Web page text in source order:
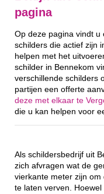
pagina
Op deze pagina vindt u
schilders die actief zijn
helpen met het
schilder in Bennekom
verschillende schilders
partijen een offerte
deze met elkaar te
die u kan helpen voor
Als schildersbedrijf uit
zich afvragen wat de
vierkante meter zijn
te laten verven.